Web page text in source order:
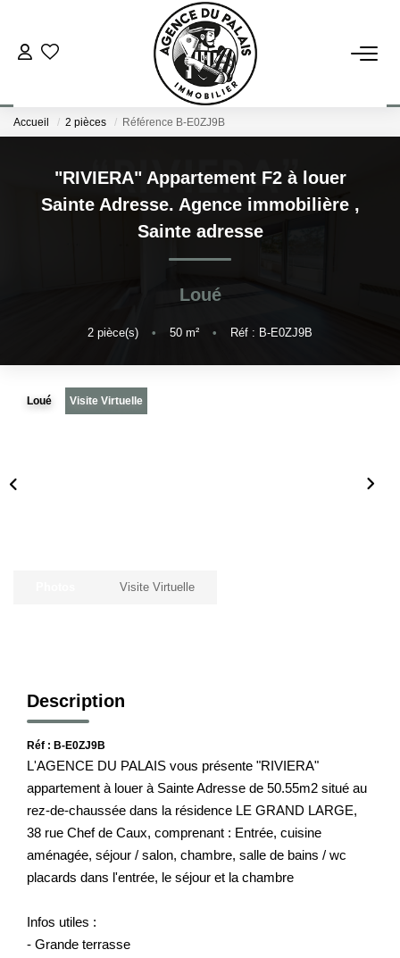
NOS BIENS
ESTIMATION
BLOG : NOS ACTUS IMMO !
Accueil 2 pièces Référence B-E0ZJ9B
"RIVIERA" Appartement F2 à louer
Sainte Adresse. Agence immobilière ,
Sainte adresse
Loué
2 pièce(s) • 50 m² • Réf : B-E0ZJ9B
Loué Visite Virtuelle
Visite Virtuelle
Description
Réf : B-E0ZJ9B
L'AGENCE DU PALAIS vous présente "RIVIERA"
appartement à louer à Sainte Adresse de 50.55m2 situé au
rez-de-chaussée dans la résidence LE GRAND LARGE,
38 rue Chef de Caux, comprenant : Entrée, cuisine
aménagée, séjour / salon, chambre, salle de bains / wc
placards dans l'entrée, le séjour et la chambre
Infos utiles :
- Grande terrasse